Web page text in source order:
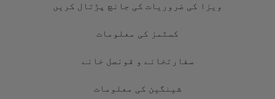
ویزا کی ضروریات کی جانچ پڑتال کریں
کسٹمز کی معلومات
سفارتخانے و قونصل خانے
شینگین کی معلومات